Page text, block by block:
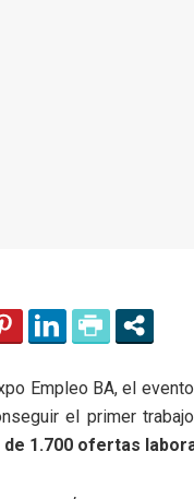
Empleo BA, el
el primer
1.700 ofertas